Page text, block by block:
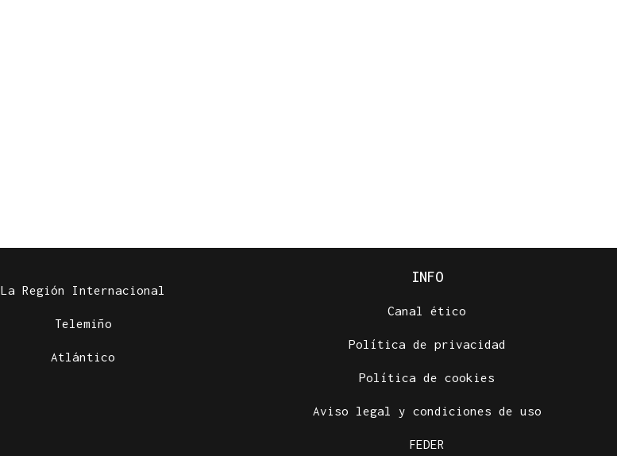
La Región Internacional
Telemiño
Atlántico
INFO
Canal ético
Política de privacidad
Política de cookies
Aviso legal y condiciones de uso
FEDER